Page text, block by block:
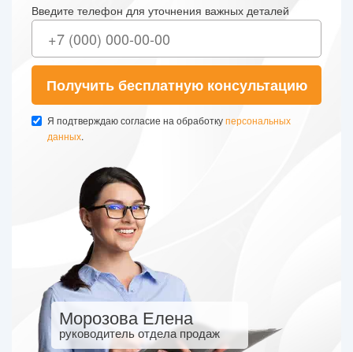
Введите телефон для уточнения важных деталей
Получить бесплатную консультацию
Я подтверждаю согласие на обработкуперсональных
данных.
Морозова Елена
руководитель отдела продаж